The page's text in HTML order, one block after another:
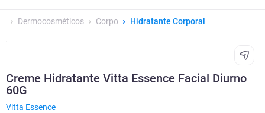
Dermocosméticos Corpo Hidratante Corporal
Creme Hidratante Vitta Essence Facial Diurno
60G
Vitta Essence